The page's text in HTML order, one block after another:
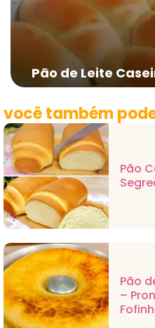
Pão de Leite
você também
Pão
Pão
–